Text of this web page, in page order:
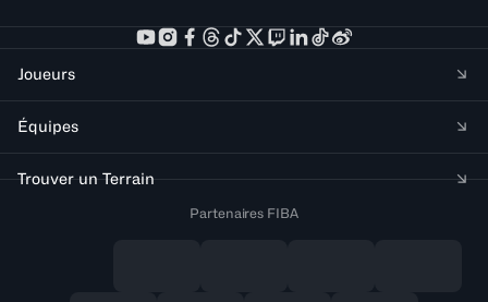
Joueurs
Équipes
Trouver un Terrain
Partenaires FIBA